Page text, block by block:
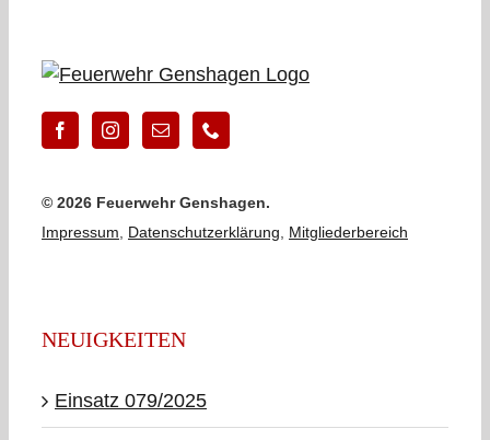
© 2026 Feuerwehr Genshagen.
Impressum
Datenschutzerklärung Mitgliederbereich
NEUIGKEITEN
Einsatz 079/2025